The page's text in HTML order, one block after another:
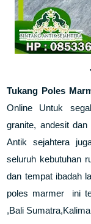
Tukang Poles
Online Untuk
granite, andesit
Antik sejahtera
seluruh kebutuhan
dan tempat ibadah
poles marmer ini
,Bali